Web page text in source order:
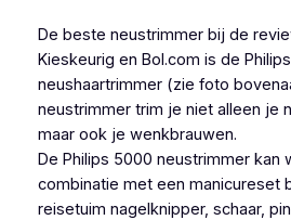
De beste neustrimmer bij de
Kieskeurig en Bol.com is de
neushaartrimmer (zie foto
neustrimmer trim je niet alleen je
maar ook je wenkbrauwen.
De Philips 5000 neustrimmer kan
combinatie met een manicureset
reisetuim nagelknipper, schaar,